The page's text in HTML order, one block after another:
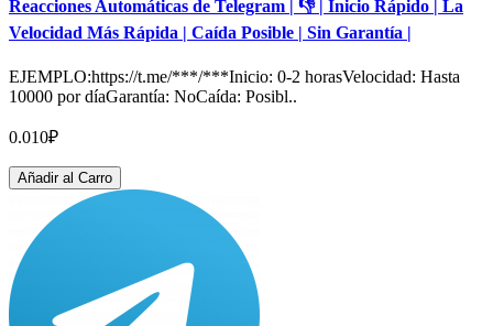
Reacciones Automáticas de Telegram | 👎 | Inicio Rápido | La
Velocidad Más Rápida | Caída Posible | Sin Garantía |
EJEMPLO:https://t.me/***/***Inicio: 0-2 horasVelocidad: Hasta
10000 por díaGarantía: NoCaída: Posibl..
0.010₽
Añadir al Carro